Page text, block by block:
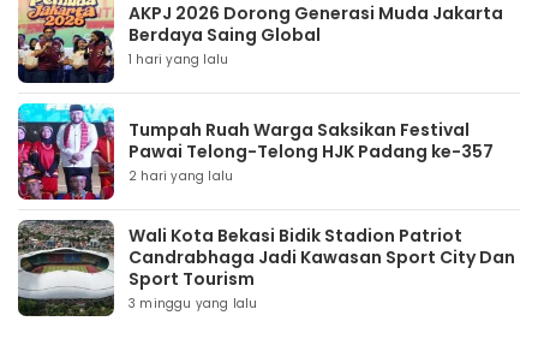
AKPJ 2026 Dorong Generasi Muda Jakarta
Berdaya Saing Global
1 hari yang lalu
Tumpah Ruah Warga Saksikan Festival
Pawai Telong-Telong HJK Padang ke-357
2 hari yang lalu
Wali Kota Bekasi Bidik Stadion Patriot
Candrabhaga Jadi Kawasan Sport City Dan
Sport Tourism
3 minggu yang lalu